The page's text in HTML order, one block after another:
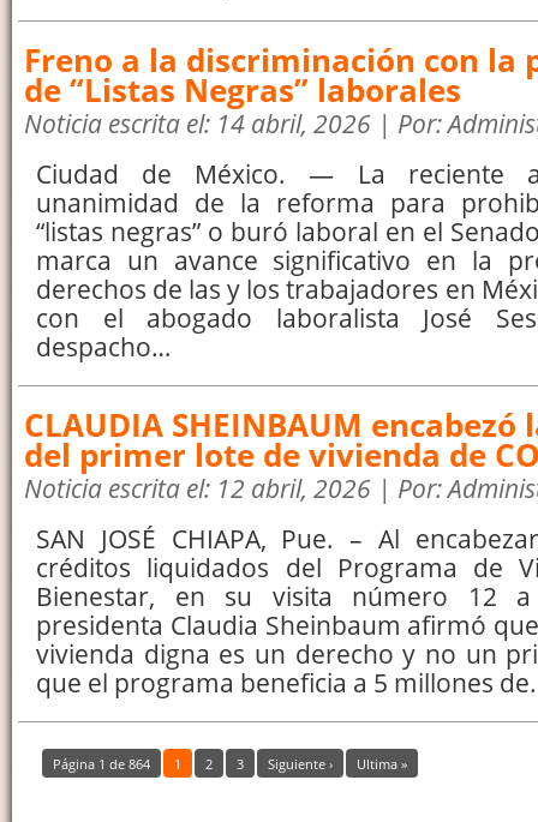
Freno a la discriminación con la
de “Listas Negras” laborales
Noticia escrita el: 14 abril, 2026 | Por:
Ciudad de México. — La reciente
unanimidad de la reforma para
“listas negras” o buró laboral en el
marca un avance significativo en la
derechos de las y los trabajadores en
con el abogado laboralista José
despacho…
CLAUDIA SHEINBAUM
del primer lote de vivienda de
Noticia escrita el: 12 abril, 2026 | Por:
SAN JOSÉ CHIAPA, Pue. – Al
créditos liquidados del Programa de
Bienestar, en su visita número 12
presidenta Claudia Sheinbaum afirmó
vivienda digna es un derecho y no un
que el programa beneficia a 5 millones
Página 1 de 864 1 2 3 Siguiente › Ultima »